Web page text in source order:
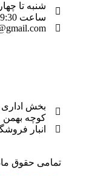
ساعت 9:30 تا 14:00
بخش اداری
کوچه بهمن
انبار
تمامی حقوق